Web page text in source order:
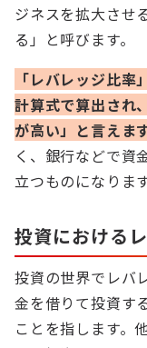
ジネスを拡大させ
る」と呼びます。
「レバレッジ比
計算式で算出され
が高い」と言えます
く、銀行などで資
立つものになります
投資における
投資の世界でレバ
金を借りて投資す
ことを指します。